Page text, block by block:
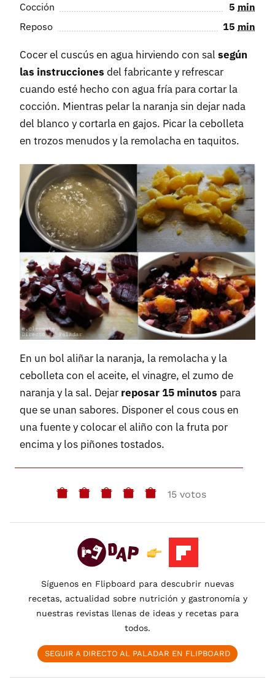
Cocción 5 min
Reposo
15 min
Cocer el cuscús en agua hirviendo con sal según
las instrucciones del fabricante y refrescar
cuando esté hecho con agua fría para cortar la
cocción. Mientras pelar la naranja sin dejar nada
del blanco y cortarla en gajos. Picar la cebolleta
en trozos menudos y la remolacha en taquitos.
En un bol aliñar la naranja, la remolacha y la
cebolleta con el aceite, el vinagre, el zumo de
naranja y la sal. Dejar reposar 15 minutos para
que se unan sabores. Disponer el cous cous en
una fuente y colocar el aliño con la fruta por
encima y los piñones tostados.
15 votos
Síguenos en Flipboard para descubrir nuevas
recetas, actualidad sobre nutrición y gastronomía y
nuestras revistas llenas de ideas y recetas para
todos.
SEGUIR A DIRECTO AL PALADAR EN FLIPBOARD